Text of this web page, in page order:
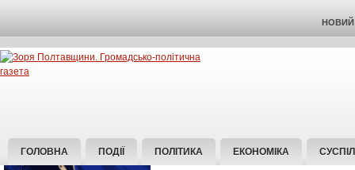
НОВИЙ
ГОЛОВНА ПОДІЇ ПОЛІТИКА ЕКОНОМІКА